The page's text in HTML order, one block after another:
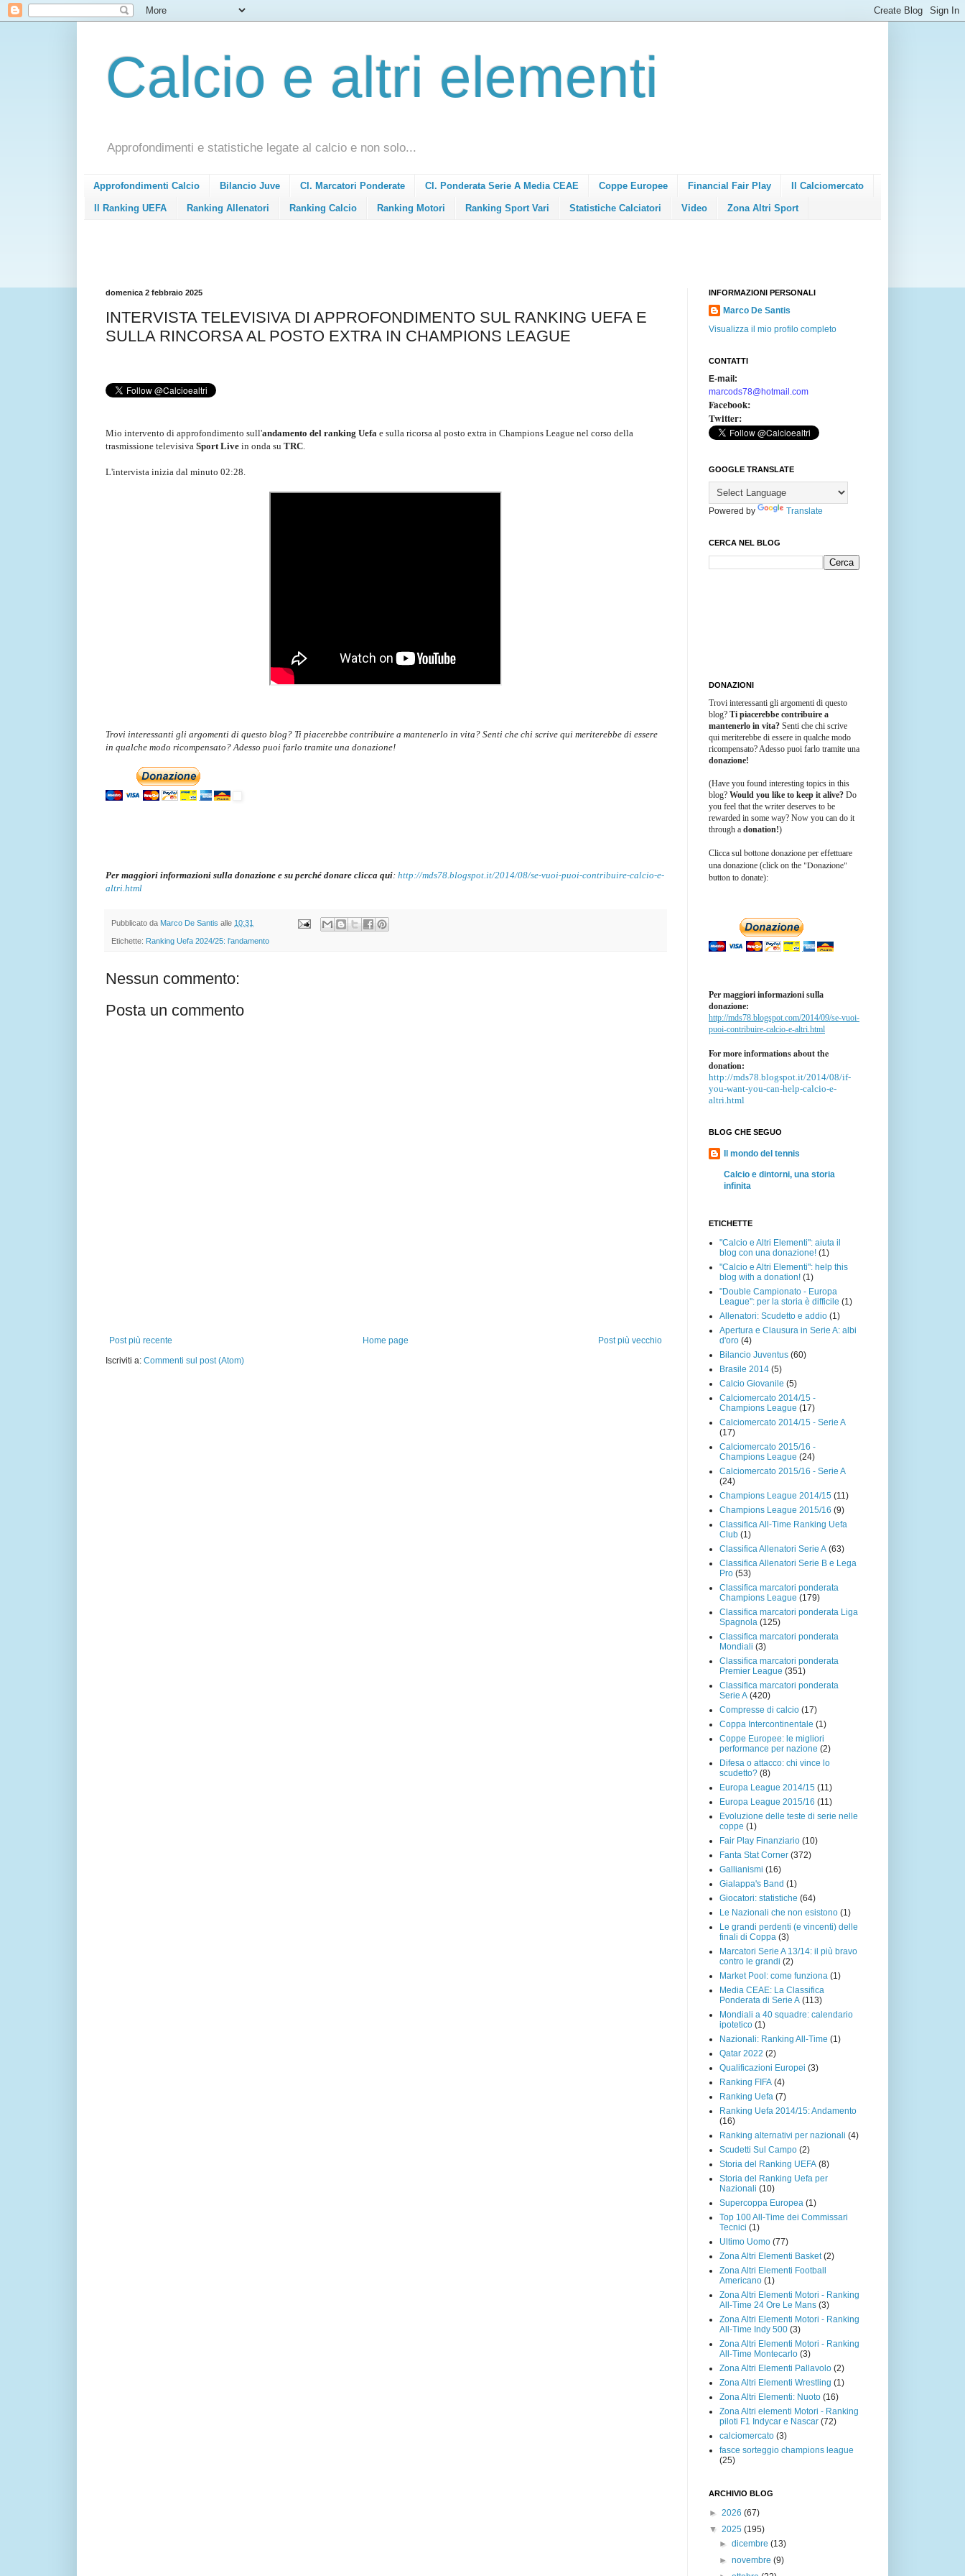
Calcio e altri elementi
Approfondimenti e statistiche legate al calcio e non solo...
Approfondimenti Calcio Bilancio Juve Cl. Marcatori Ponderate Cl. Ponderata Serie A Media CEAE Coppe Europee Financial Fair Play Il Calciomercato
Il Ranking UEFA Ranking Allenatori Ranking Calcio Ranking Motori Ranking Sport Vari Statistiche Calciatori Video Zona Altri Sport
domenica 2 febbraio 2025
INTERVISTA TELEVISIVA DI APPROFONDIMENTO SUL RANKING UEFA E
SULLA RINCORSA AL POSTO EXTRA IN CHAMPIONS LEAGUE
Mio intervento di approfondimento sull'andamento del ranking Uefa e sulla ricorsa al posto extra in Champions League nel corso della
trasmissione televisiva Sport Live in onda su TRC.
L'intervista inizia dal minuto 02:28.
Trovi interessanti gli argomenti di questo blog? Ti piacerebbe contribuire a mantenerlo in vita? Senti che chi scrive qui meriterebbe di essere
in qualche modo ricompensato? Adesso puoi farlo tramite una donazione!
Per maggiori informazioni sulla donazione e su perché donare clicca qui: http://mds78.blogspot.it/2014/08/se-vuoi-puoi-contribuire-calcio-e-
altri.html
Pubblicato da Marco De Santis alle 10:31
Etichette: Ranking Uefa 2024/25: l'andamento
Nessun commento:
Posta un commento
Post più recente Post più vecchio
Home page
Iscriviti a: Commenti sul post (Atom)
INFORMAZIONI PERSONALI
Marco De Santis
Visualizza il mio profilo completo
CONTATTI
E-mail:
marcods78@hotmail.com
Facebook:
Twitter:
GOOGLE TRANSLATE
Powered by Translate
CERCA NEL BLOG
DONAZIONI
Trovi interessanti gli argomenti di questo
blog? Ti piacerebbe contribuire a
mantenerlo in vita? Senti che chi scrive
qui meriterebbe di essere in qualche modo
ricompensato? Adesso puoi farlo tramite una
donazione!
(Have you found interesting topics in this
blog? Would you like to keep it alive? Do
you feel that the writer deserves to be
rewarded in some way? Now you can do it
through a donation!)
Clicca sul bottone donazione per effettuare
una donazione (click on the "Donazione"
button to donate):
Per maggiori informazioni sulla
donazione:
http://mds78.blogspot.com/2014/09/se-vuoi-
puoi-contribuire-calcio-e-altri.html
For more informations about the
donation:
http://mds78.blogspot.it/2014/08/if-
you-want-you-can-help-calcio-e-
altri.html
BLOG CHE SEGUO
Il mondo del tennis
Calcio e dintorni, una storia
infinita
ETICHETTE
"Calcio e Altri Elementi": aiuta il
blog con una donazione! (1)
"Calcio e Altri Elementi": help this
blog with a donation! (1)
"Double Campionato - Europa
League": per la storia è difficile (1)
Allenatori: Scudetto e addio (1)
Apertura e Clausura in Serie A: albi
d'oro (4)
Bilancio Juventus (60)
Brasile 2014 (5)
Calcio Giovanile (5)
Calciomercato 2014/15 -
Champions League (17)
Calciomercato 2014/15 - Serie A
(17)
Calciomercato 2015/16 -
Champions League (24)
Calciomercato 2015/16 - Serie A
(24)
Champions League 2014/15 (11)
Champions League 2015/16 (9)
Classifica All-Time Ranking Uefa
Club (1)
Classifica Allenatori Serie A (63)
Classifica Allenatori Serie B e Lega
Pro (53)
Classifica marcatori ponderata
Champions League (179)
Classifica marcatori ponderata Liga
Spagnola (125)
Classifica marcatori ponderata
Mondiali (3)
Classifica marcatori ponderata
Premier League (351)
Classifica marcatori ponderata
Serie A (420)
Compresse di calcio (17)
Coppa Intercontinentale (1)
Coppe Europee: le migliori
performance per nazione (2)
Difesa o attacco: chi vince lo
scudetto? (8)
Europa League 2014/15 (11)
Europa League 2015/16 (11)
Evoluzione delle teste di serie nelle
coppe (1)
Fair Play Finanziario (10)
Fanta Stat Corner (372)
Gallianismi (16)
Gialappa's Band (1)
Giocatori: statistiche (64)
Le Nazionali che non esistono (1)
Le grandi perdenti (e vincenti) delle
finali di Coppa (3)
Marcatori Serie A 13/14: il più bravo
contro le grandi (2)
Market Pool: come funziona (1)
Media CEAE: La Classifica
Ponderata di Serie A (113)
Mondiali a 40 squadre: calendario
ipotetico (1)
Nazionali: Ranking All-Time (1)
Qatar 2022 (2)
Qualificazioni Europei (3)
Ranking FIFA (4)
Ranking Uefa (7)
Ranking Uefa 2014/15: Andamento
(16)
Ranking alternativi per nazionali (4)
Scudetti Sul Campo (2)
Storia del Ranking UEFA (8)
Storia del Ranking Uefa per
Nazionali (10)
Supercoppa Europea (1)
Top 100 All-Time dei Commissari
Tecnici (1)
Ultimo Uomo (77)
Zona Altri Elementi Basket (2)
Zona Altri Elementi Football
Americano (1)
Zona Altri Elementi Motori - Ranking
All-Time 24 Ore Le Mans (3)
Zona Altri Elementi Motori - Ranking
All-Time Indy 500 (3)
Zona Altri Elementi Motori - Ranking
All-Time Montecarlo (3)
Zona Altri Elementi Pallavolo (2)
Zona Altri Elementi Wrestling (1)
Zona Altri Elementi: Nuoto (16)
Zona Altri elementi Motori - Ranking
piloti F1 Indycar e Nascar (72)
calciomercato (3)
fasce sorteggio champions league
(25)
ARCHIVIO BLOG
► 2026 (67)
▼ 2025 (195)
►dicembre(13)
►novembre(9)